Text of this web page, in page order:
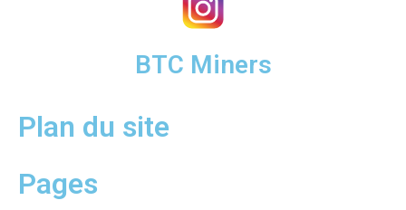
BTC Miners
Plan du site
Pages